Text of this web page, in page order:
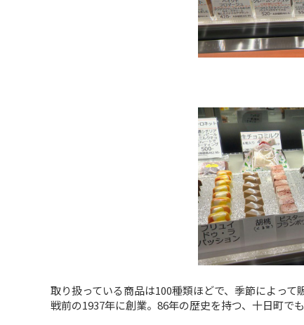
取り扱っている商品は100種類ほどで、季節によっ
戦前の1937年に創業。86年の歴史を持つ、十日町で